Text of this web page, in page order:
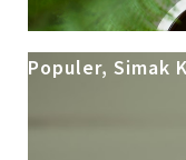
Populer, Simak